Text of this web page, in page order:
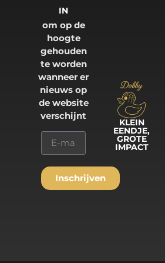
KLEIN
EENDJE,
GROTE
IMPACT
IN
om op de
hoogte
gehouden
te worden
wanneer er
nieuws op
de website
verschijnt
Inschrijven